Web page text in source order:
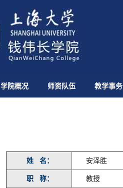
学院概况 师资队伍 教学事务
姓 名： 安泽胜
职 称： 教授